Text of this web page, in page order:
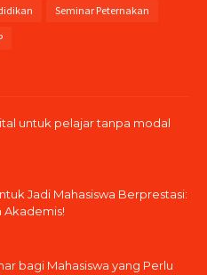
Seminar Peternakan
untuk pelajar tanpa modal
Jadi Mahasiswa Berprestasi:
Akademis!
bagi Mahasiswa yang Perlu